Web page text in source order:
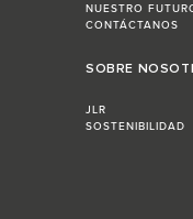
NUESTRO
CONTÁCTANOS
SOBRE
JLR
SOSTENIBILIDAD